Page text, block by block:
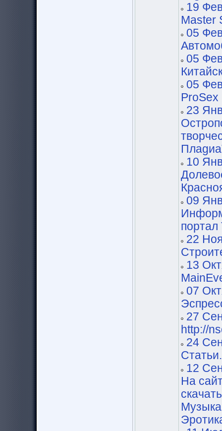
19
Master
05
05
05
ProSex
23
10
09
портал
22
13
07
27
http://
24
12
На